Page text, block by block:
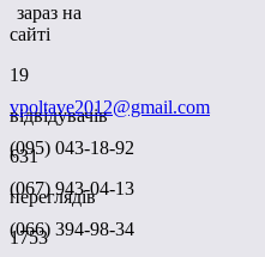
зараз на
сайті
19
відвідувачів
631
переглядів
1753
vpoltave2012@gmail.com
(095) 043-18-92
(067) 943-04-13
(066) 394-98-34